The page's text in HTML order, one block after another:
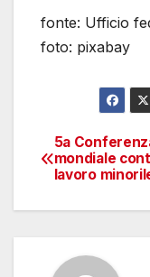
fonte: Ufficio
foto: pixabay
articoli
5a
mondiale
lavoro